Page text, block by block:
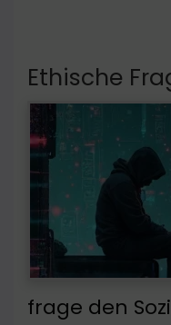
Ethische
frage den